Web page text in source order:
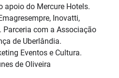
apoio do Mercure Hotels.
Inovatti,
Parceria com a Associação
de Uberlândia.
Eventos e Cultura.
de Oliveira